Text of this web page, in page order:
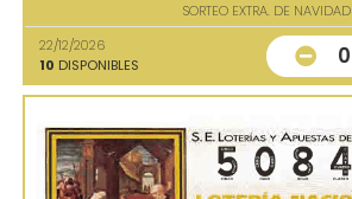
SORTEO EXTRA. DE NAVIDAD
22/12/2026
10 DISPONIBLES 0